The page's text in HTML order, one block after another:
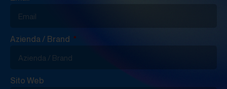
Azienda / Brand
Sito Web